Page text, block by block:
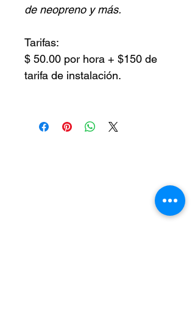
de neopreno y más.
Tarifas:
$ 50.00 por hora + $150 de
tarifa de instalación.